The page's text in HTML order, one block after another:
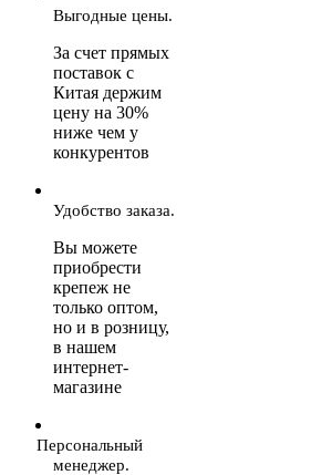
Выгодные цены.
За счет прямых
поставок с
Китая держим
цену на 30%
ниже чем у
конкурентов
Удобство заказа.
Вы можете
приобрести
крепеж не
только оптом,
но и в розницу,
в нашем
интернет-
магазине
Персональный
менеджер.